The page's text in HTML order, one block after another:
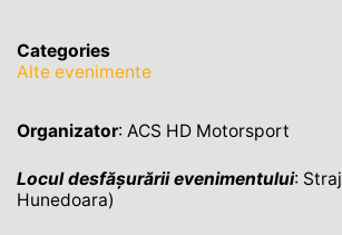
Categories
Alte evenimente
Organizator: ACS HD Motorsport
Locul desfășurării evenimentului:
Hunedoara)